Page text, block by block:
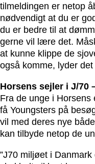
tilmeldingen er netop
nødvendigt at du er
du er bedre til at
gerne vil lære det.
at kunne klippe de
også komme, lyder
Horsens sejler i J/70
Fra de unge i Horsens
få Youngsters på
vil med deres nye
kan tilbyde netop de
”J70 miljøet i